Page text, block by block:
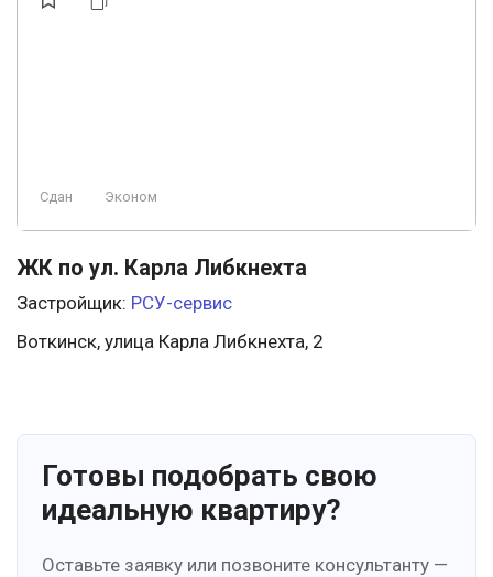
Сдан Эконом
ЖК по ул. Карла Либкнехта
Застройщик: РСУ-сервис
Воткинск, улица Карла Либкнехта, 2
Готовы подобрать свою
идеальную квартиру?
Оставьте заявку или позвоните консультанту —